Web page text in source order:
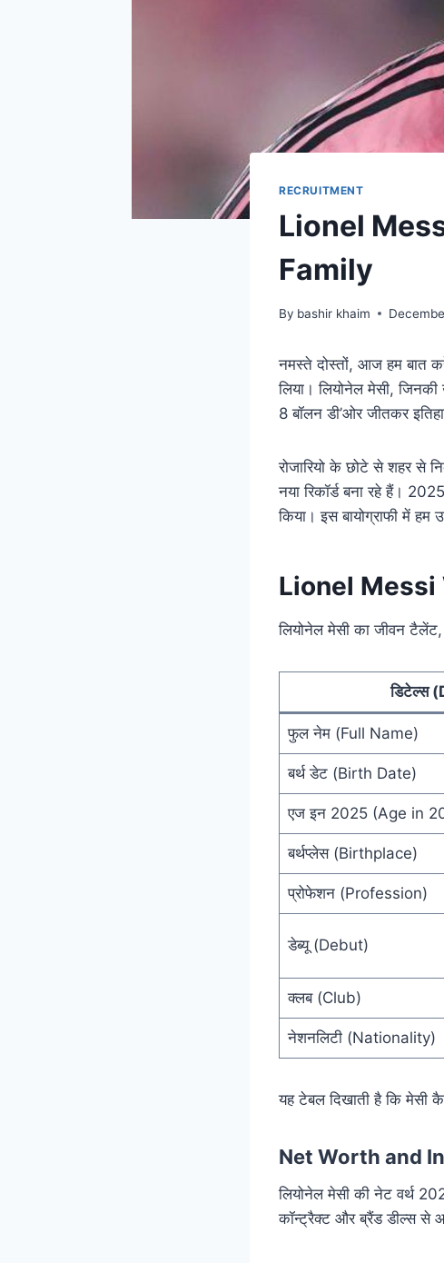
RECRUITMENT
Lionel
Family
By bashir khaim
नमस्ते दोस्तों, आज हम बात
लिया। लियोनेल मेसी,
8 बॉलन डी’ओर जीतकर
रोजारियो के छोटे से शहर से
नया रिकॉर्ड बना रहे हैं।
किया। इस बायोग्राफी में
Lionel Messi
लियोनेल मेसी का जीवन
डिटेल्स
फुल नेम (Full Name)
बर्थ डेट (Birth Date)
एज इन 2025 (Age in
बर्थप्लेस (Birthplace)
प्रोफेशन (Profession)
डेब्यू (Debut)
क्लब (Club)
नेशनलिटी (Nationality)
यह टेबल दिखाती है कि मेसी
Net Worth and
लियोनेल मेसी की नेट वर्थ
कॉन्ट्रैक्ट और ब्रैंड डील्स से